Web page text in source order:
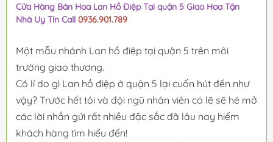
Cửa Hàng Bán Hoa Lan Hồ Điệp Tại quận 5 Giao Hoa Tận
Nhà Uy Tín Call 0936.901.789
Một mẫu nhánh Lan hồ điệp tại quận 5 trên môi
trường giao thương.
Có lí do gì Lan hồ điệp ở quận 5 lại cuốn hút đến như
vậy? Trước hết tôi và đội ngũ nhân viên có lẽ sẽ hé mở
các lời nhắn gửi rất nhiều đặc sắc đã lâu nay hiếm
khách hàng tìm hiểu đến!